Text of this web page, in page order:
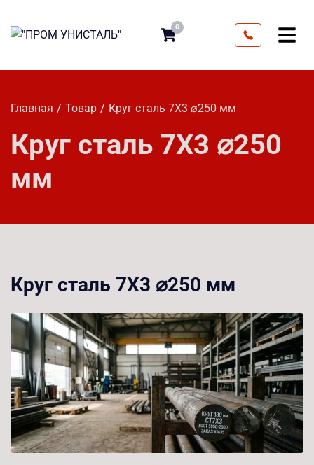
0
Главная Товар Круг сталь 7Х3 ⌀250 мм
Круг сталь 7Х3 ⌀250
мм
Круг сталь 7Х3 ⌀250 мм